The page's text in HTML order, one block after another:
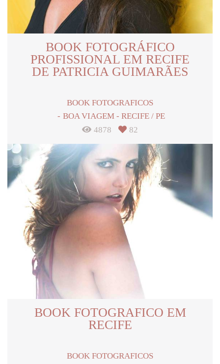
BOOK FOTOGRÁFICO
PROFISSIONAL EM RECIFE
DE PATRICIA GUIMARÃES
BOOK FOTOGRAFICOS
BOA VIAGEM - RECIFE / PE
4878
82
BOOK FOTOGRAFICO EM
RECIFE
BOOK FOTOGRAFICOS